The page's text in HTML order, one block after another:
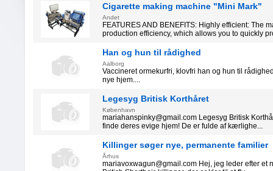
Cigarette making machine "Mini Mark"
Andet
FEATURES AND BENEFITS: Highly efficient: The
production efficiency, which allows you to quickly
Han og hun til rådighed
Aalborg
Vaccineret ormekurfri, klovfri han og hun til
nye hjem....
Legesyg Britisk Korthåret
København
mariahanspinky@gmail.com Legesyg Britisk
finde deres evige hjem! De er fulde af kærlighe...
Killinger søger nye, permanente familier
Århus
mariavoxwagun@gmail.com Hej, jeg leder efter et